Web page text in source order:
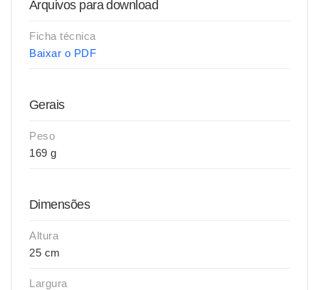
Arquivos para download
Ficha técnica
Baixar o PDF
Gerais
Peso
169 g
Dimensões
Altura
25 cm
Largura